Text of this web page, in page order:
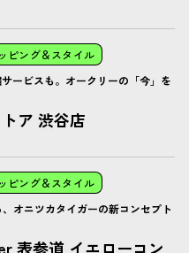
ピング＆スタイル
ービスも。オークリーの「今」を
ア 渋谷店
ピング＆スタイル
オニツカタイガーの新コンセプト
表参道 イエローコン